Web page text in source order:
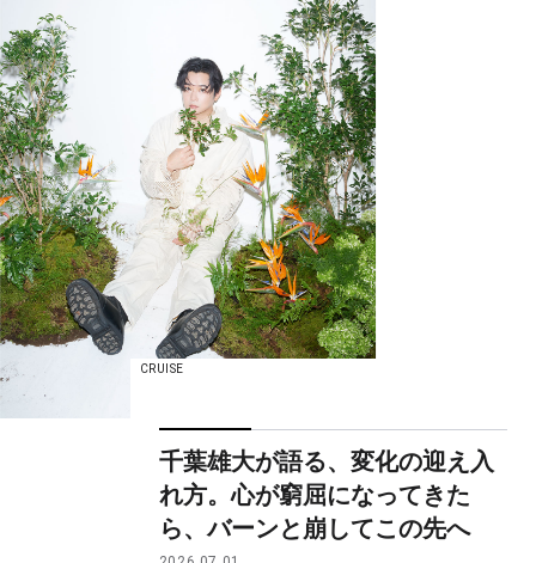
CRUISE
千葉雄大が語る、変化の迎え入
れ方。心が窮屈になってきた
ら、バーンと崩してこの先へ